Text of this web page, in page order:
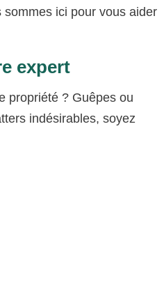
sommes ici pour vous aider
expert
propriété ? Guêpes ou
indésirables, soyez